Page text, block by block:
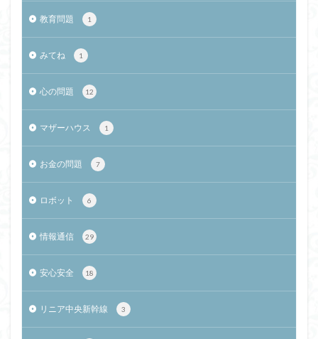
教育問題 1
みてね 1
心の問題 12
マザーハウス 1
お金の問題 7
ロボット 6
情報通信 29
安心安全 18
リニア中央新幹線 3